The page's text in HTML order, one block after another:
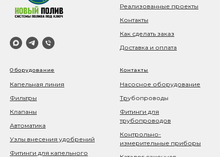
Реализованные проекты
Контакты
Как сделать заказ
Доставка и оплата
Оборудование
Капельная линия
Фильтры
Клапаны
Автоматика
Узлы внесения удобрений
Фитинги для капельного
Контакты
Насосное оборудование
Трубопроводы
Фитинги для
трубопроводов
Контрольно-
измерительные приборы